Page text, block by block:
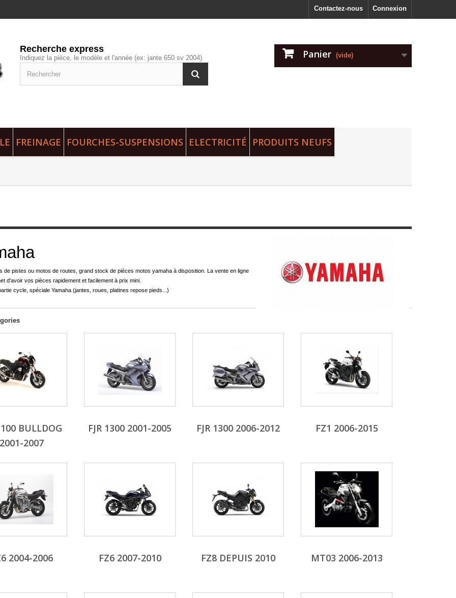
Connexion
Contactez-nous
Recherche express
Indiquez la pièce, le modèle et l'année (ex: jante 650 sv 2004) Panier (vide)
FREINAGE FOURCHES-SUSPENSIONS ELECTRICITÉ PRODUITS NEUFS
de pistes ou motos de routes, grand stock de pièces motos yamaha à disposition. La vente en ligne
d'avoir vos pièces rapidement et facilement à prix mini.
cycle, spéciale Yamaha (jantes, roues, platines repose pieds...)
BULLDOG
2007
FJR 1300 2001-2005 FJR 1300 2006-2012 FZ1 2006-2015
2004-2006 FZ6 2007-2010 FZ8 DEPUIS 2010 MT03 2006-2013